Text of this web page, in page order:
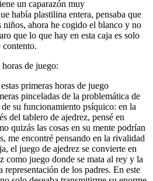
un caparazón muy
había plastilina entera, pensaba que
niños, ahora he cogido el blanco y no
que lo que hay en esta caja es solo
contento.
de juego:
primeras horas de juego
pinceladas de la problemática de
su funcionamiento psíquico: en la
del tablero de ajedrez, pensé en
quizás las cosas en su mente podrían
me encontré pensando en la rivalidad
el juego de ajedrez se convierte en
como juego donde se mata al rey y la
representación de los padres. En este